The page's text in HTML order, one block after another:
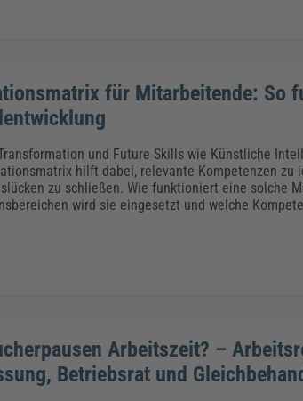
für Mitarbeitende: So
und Future Skills wie Künstliche
hilft dabei, relevante Kompetenzen zu
zu schließen. Wie funktioniert eine solche
wird sie eingesetzt und welche
Arbeitszeit? –
Betriebsrat und